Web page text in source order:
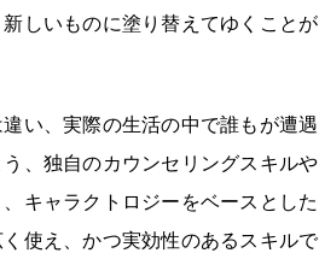
しいものに塗り替えてゆくことが
い、実際の生活の中で誰もが遭遇
、独自のカウンセリングスキルや
キャラクトロジーをベースとした
使え、かつ実効性のあるスキルで